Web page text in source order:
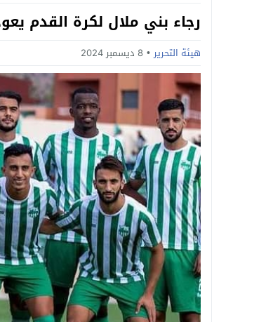
رجاء بني ملال لكرة القدم
هيئة التحرير 8 ديسمبر 2024